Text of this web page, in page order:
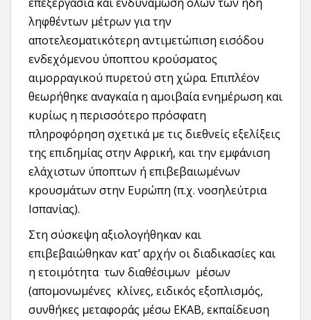
ληφθέντων μέτρων για την
αποτελεσματικότερη αντιμετώπιση εισόδου
ενδεχόμενου ύποπτου κρούσματος
αιμορραγικού πυρετού στη χώρα. Επιπλέον
θεωρήθηκε αναγκαία η αμοιβαία ενημέρωση και
κυρίως η περισσότερο πρόσφατη
πληροφόρηση σχετικά με τις διεθνείς εξελίξεις
της επιδημίας στην Αφρική, και την εμφάνιση
ελάχιστων ύποπτων ή επιβεβαιωμένων
κρουσμάτων στην Ευρώπη (π.χ. νοσηλεύτρια
Ισπανίας).
Στη σύσκεψη αξιολογήθηκαν και
επιβεβαιώθηκαν κατ’ αρχήν οι διαδικασίες και
η ετοιμότητα των διαθέσιμων μέσων
(απομονωμένες κλίνες, ειδικός εξοπλισμός,
συνθήκες μεταφοράς μέσω ΕΚΑΒ, εκπαίδευση